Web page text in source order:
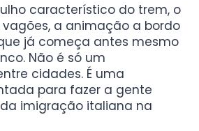
característico do trem, o
a animação a bordo
já começa antes mesmo
Não é só um
cidades. É uma
para fazer a gente
imigração italiana na